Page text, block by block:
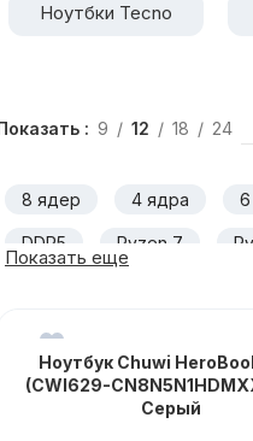
Ноутбки Tecno
9 12 18 24
8 ядер 4 ядра
DDR5 Ryzen 7
TN матрица
Показать еще
Ноутбук Chuwi
(CWI629-
Серый